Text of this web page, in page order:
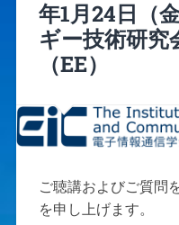
年1月24日（
ギー技術研究
（EE）
ご聴講およびご質問
を申し上げます。